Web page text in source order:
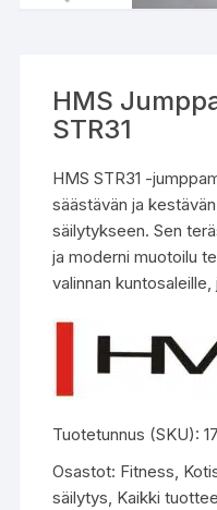
HMS
STR31
HMS STR31 -
säästävän ja
säilytykseen. Sen
ja moderni muotoilu
valinnan
Tuotetunnus (SKU):
Osastot: Fitness,
säilytys, Kaikki